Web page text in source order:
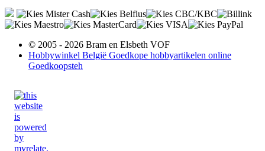
© 2005 - 2026 Bram en Elsbeth VOF
Hobbywinkel België Goedkope hobbyartikelen online
Goedkoopsteh